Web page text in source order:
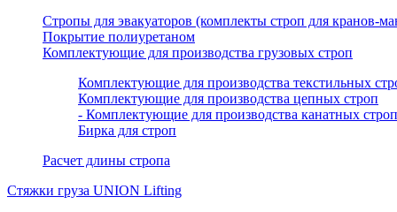
Cтропы для эвакуаторов (комплекты строп для кранов-
Покрытие полиуретаном
Комплектующие для производства грузовых строп
Комплектующие для производства текстильных
Комплектующие для производства цепных строп
- Комплектующие для производства канатных
Бирка для строп
Расчет длины стропа
Стяжки груза UNION Lifting